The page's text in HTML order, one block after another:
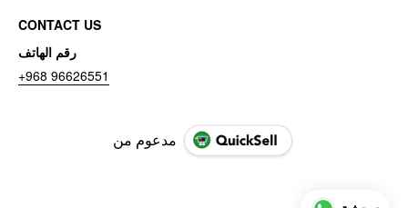
CONTACT US
رقم الهاتف
+968 96626551
مدعوم من